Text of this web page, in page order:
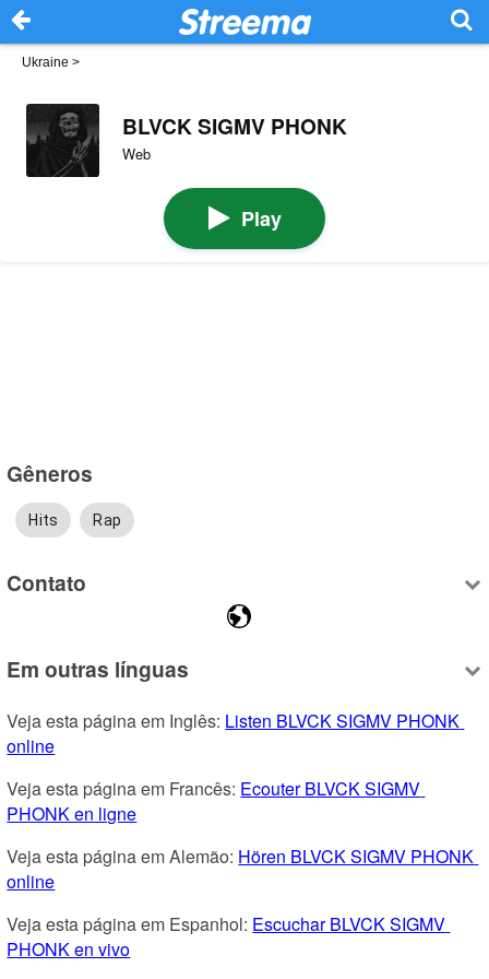
Ukraine >
BLVCK SIGMV PHONK
Web
Play
Gêneros
Hits Rap
Contato
Em outras línguas
Veja esta página em Inglês: Listen BLVCK SIGMV PHONK
online
Veja esta página em Francês: Ecouter BLVCK SIGMV
PHONK en ligne
Veja esta página em Alemão: Hören BLVCK SIGMV PHONK
online
Veja esta página em Espanhol: Escuchar BLVCK SIGMV
PHONK en vivo